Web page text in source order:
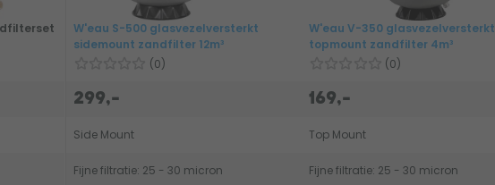
W'eau S-500 glasvezelversterkt
sidemount zandfilter 12m³
(0)
299,-
Side Mount
Fijne filtratie: 25 - 30 micron
W'eau V-350 glasvezelversterkt
topmount zandfilter 4m³
(0)
169,-
Top Mount
Fijne filtratie: 25 - 30 micron